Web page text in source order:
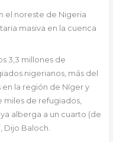
el noreste de Nigeria
masiva en la cuenca
3,3 millones de
nigerianos, más del
la región de Níger y
de refugiados,
alberga a un cuarto (de
Dijo Baloch.